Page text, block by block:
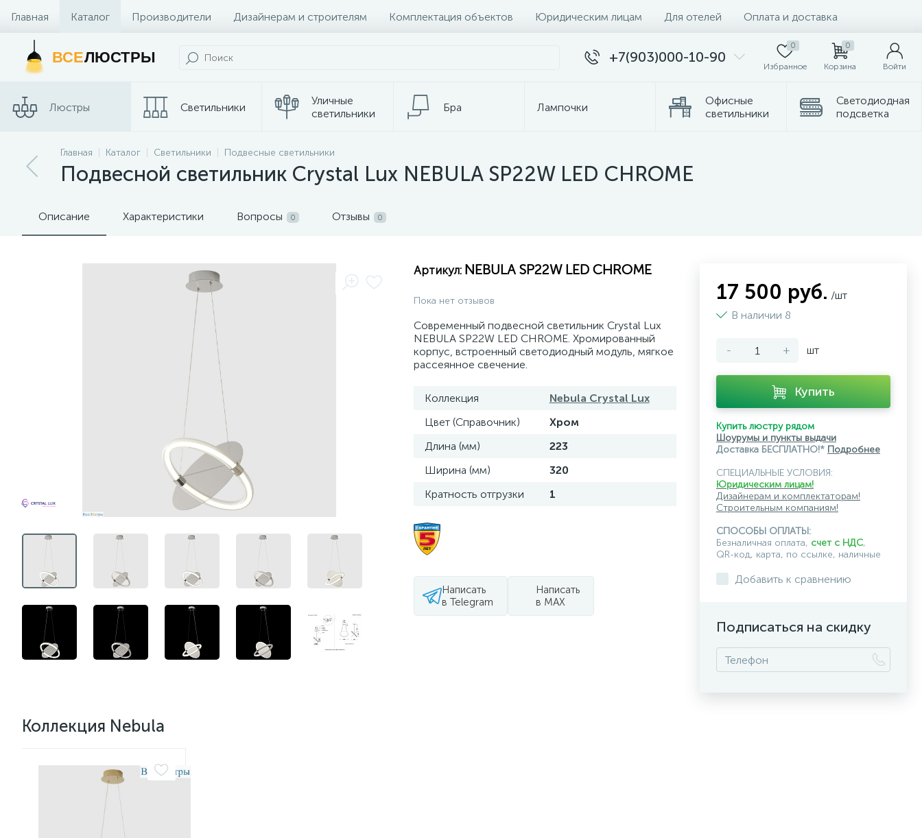
Главная Каталог Производители Дизайнерам и строителям Комплектация объектов Юридическим лицам Для отелей Оплата и доставка
Контакты и Магазины
ВСЕЛЮСТРЫ +7(903)000-10-90
0
Избранное
0
Корзина Войти
Люстры Светильники
Уличные
светильники
Бра Лампочки
Офисные
светильники
Светодиодная
подсветка
Споты
Трековые
Электротовары
лампы
Главная Каталог Светильники Подвесные светильники
Подвесной светильник Crystal Lux NEBULA SP22W LED CHROME
Описание Характеристики Вопросы 0 Отзывы 0
Артикул: NEBULA SP22W LED CHROME
Пока нет отзывов
Современный подвесной светильник Crystal Lux
NEBULA SP22W LED CHROME. Хромированный
корпус, встроенный светодиодный модуль, мягкое
рассеянное свечение.
Коллекция
Nebula Crystal Lux
Цвет (Справочник)
Хром
Длина (мм)
223
Ширина (мм)
320
Кратность отгрузки
1
Написать
в Telegram
Написать
в MAX
Коллекция Nebula
17 500 руб. /шт
В наличии 8
- + шт
Купить
Купить люстру рядом
Шоурумы и пункты выдачи
Доставка БЕСПЛАТНО!* Подробнее
СПЕЦИАЛЬНЫЕ УСЛОВИЯ:
Юридическим лицам!
Дизайнерам и комплектаторам!
Строительным компаниям!
СПОСОБЫ ОПЛАТЫ:
Безналичная оплата, счет с НДС,
QR-код, карта, по ссылке, наличные
Добавить к сравнению
Подписаться на скидку